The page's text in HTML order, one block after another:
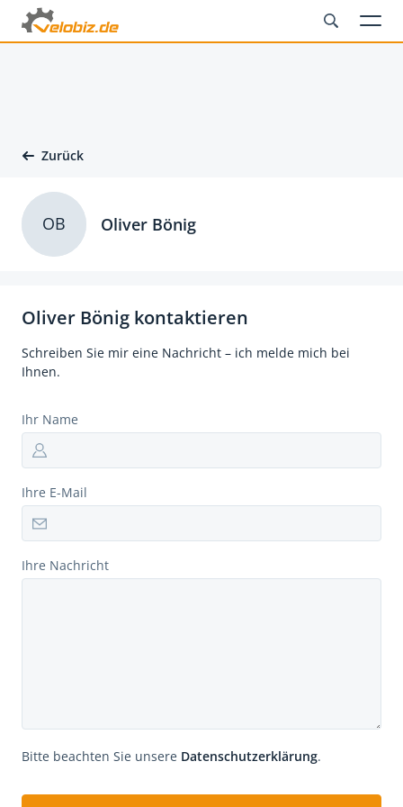
Zurück
Oliver Bönig kontaktieren
Schreiben Sie mir eine Nachricht – ich melde mich bei
Ihnen.
Ihr Name
Ihre E-Mail
Ihre Nachricht
Bitte beachten Sie unsere Datenschutzerklärung.
OB Oliver Bönig